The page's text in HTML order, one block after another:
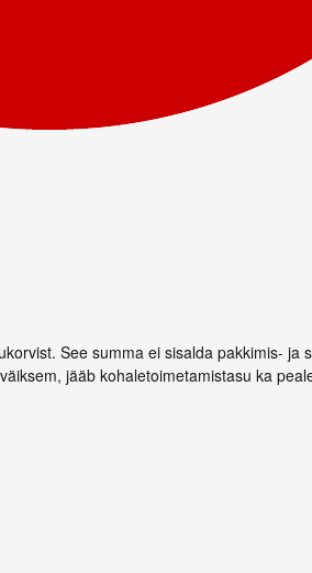
See summa ei sisalda pakkimis- ja
jääb kohaletoimetamistasu ka